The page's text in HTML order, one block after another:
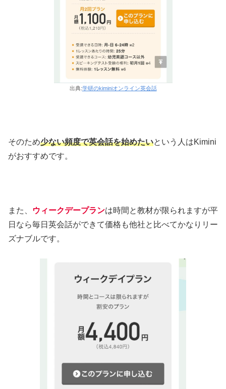
出典:学研のkiminiオンライン英会話
そのため少ない頻度で英会話を始めたいという人はKimini
がおすすめです。
また、 ウィークデープランは時間と教材が限られますが平
日なら毎日英会話ができて価格も他社と比べてかなりリー
ズナブルです。